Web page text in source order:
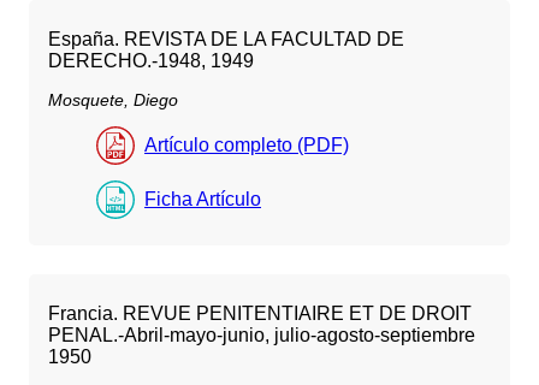
España. REVISTA DE LA FACULTAD DE
DERECHO.-1948, 1949
Mosquete, Diego
Artículo completo (PDF)
Ficha Artículo
Francia. REVUE PENITENTIAIRE ET DE DROIT
PENAL.-Abril-mayo-junio, julio-agosto-septiembre
1950